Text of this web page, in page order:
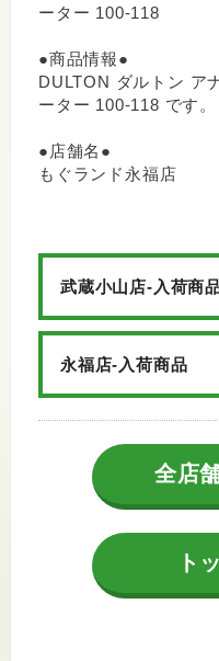
ーター 100-118
●商品情報●
DULTON ダルトン ア
ーター 100-118 です。
●店舗名●
もぐランド永福店
武蔵小山店-入荷商
永福店-入荷商品
全店
ト